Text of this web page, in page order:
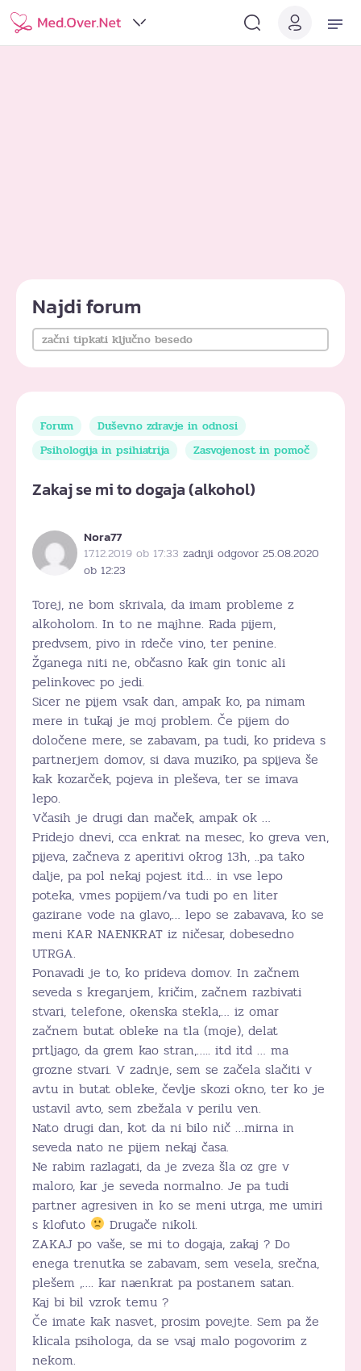
Najdi forum
Forum
Duševno zdravje in odnosi
Psihologija in psihiatrija
Zasvojenost in pomoč
Zakaj se mi to dogaja (alkohol)
Nora77
17.12.2019 ob 17:33 zadnji odgovor 25.08.2020
ob 12:23
Torej, ne bom skrivala, da imam probleme z
alkoholom. In to ne majhne. Rada pijem,
predvsem, pivo in rdeče vino, ter penine.
Žganega niti ne, občasno kak gin tonic ali
pelinkovec po jedi.
Sicer ne pijem vsak dan, ampak ko, pa nimam
mere in tukaj je moj problem. Če pijem do
določene mere, se zabavam, pa tudi, ko prideva s
partnerjem domov, si dava muziko, pa spijeva še
kak kozarček, pojeva in pleševa, ter se imava
lepo.
Včasih je drugi dan maček, ampak ok …
Pridejo dnevi, cca enkrat na mesec, ko greva ven,
pijeva, začneva z aperitivi okrog 13h, ..pa tako
dalje, pa pol nekaj pojest itd… in vse lepo
poteka, vmes popijem/va tudi po en liter
gazirane vode na glavo,… lepo se zabavava, ko se
meni KAR NAENKRAT iz ničesar, dobesedno
UTRGA.
Ponavadi je to, ko prideva domov. In začnem
seveda s kreganjem, kričim, začnem razbivati
stvari, telefone, okenska stekla,… iz omar
začnem butat obleke na tla (moje), delat
prtljago, da grem kao stran,….. itd itd … ma
grozne stvari. V zadnje, sem se začela slačiti v
avtu in butat obleke, čevlje skozi okno, ter ko je
ustavil avto, sem zbežala v perilu ven.
Nato drugi dan, kot da ni bilo nič …mirna in
seveda nato ne pijem nekaj časa.
Ne rabim razlagati, da je zveza šla oz gre v
maloro, kar je seveda normalno. Je pa tudi
partner agresiven in ko se meni utrga, me umiri
s klofuto
Drugače nikoli.
ZAKAJ po vaše, se mi to dogaja, zakaj ? Do
enega trenutka se zabavam, sem vesela, srečna,
plešem ,…. kar naenkrat pa postanem satan.
Kaj bi bil vzrok temu ?
Če imate kak nasvet, prosim povejte. Sem pa že
klicala psihologa, da se vsaj malo pogovorim z
nekom.